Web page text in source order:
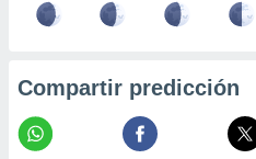
Compartir predicción